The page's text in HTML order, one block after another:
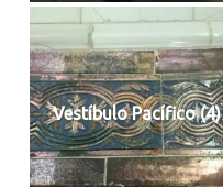
Vestíbulo Pacífico (4)